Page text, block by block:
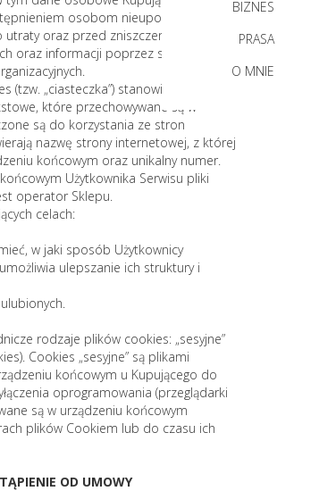
BIZNES
PRASA
O MNIE
osobom nieupoważnionym, a
oraz przed zniszczeniem lub
oraz informacji poprzez stosowanie
„ciasteczka”) stanowią
które przechowywane są w
są do korzystania ze stron
nazwę strony internetowej, z której
końcowym oraz unikalny numer.
Użytkownika Serwisu pliki
operator Sklepu.
celach:
w jaki sposób Użytkownicy
ulepszanie ich struktury i
rodzaje plików cookies: „sesyjne”
Cookies „sesyjne” są plikami
końcowym u Kupującego do
oprogramowania (przeglądarki
są w urządzeniu końcowym
plików Cookiem lub do czasu ich
OD UMOWY